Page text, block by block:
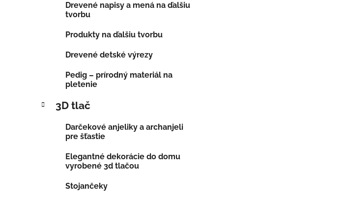
Drevené napisy a mená na ďalšiu
tvorbu
Produkty na ďalšiu tvorbu
Drevené detské výrezy
Pedig – prírodný materiál na
pletenie
3D tlač
Darčekové anjeliky a archanjeli
pre šťastie
Elegantné dekorácie do domu
vyrobené 3d tlačou
Stojančeky